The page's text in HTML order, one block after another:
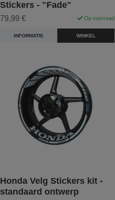
Stickers - "Fade"
79,99 € Op voorraad
INFORMATIE WINKEL
Honda Velg Stickers kit -
standaard ontwerp